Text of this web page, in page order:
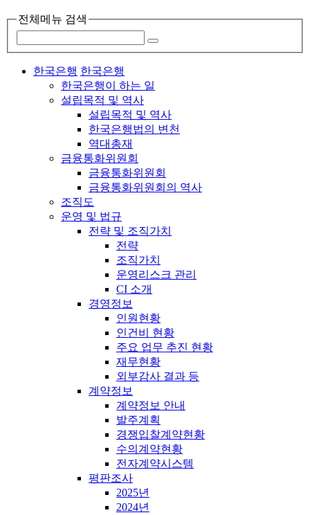
전체메뉴 검색
한국은행 한국은행
한국은행이 하는 일
설립목적 및 역사
설립목적 및 역사
한국은행법의 변천
역대총재
금융통화위원회
금융통화위원회
금융통화위원회의 역사
조직도
운영 및 법규
전략 및 조직가치
전략
조직가치
운영리스크 관리
CI 소개
경영정보
인원현황
인건비 현황
주요 업무 추진 현황
재무현황
외부감사 결과 등
계약정보
계약정보 안내
발주계획
경쟁입찰계약현황
수의계약현황
전자계약시스템
평판조사
2025년
2024년